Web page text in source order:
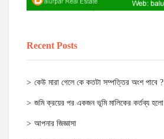
Recent Posts
কেউ মারা গেলে কে কতটা সম্পত্তির অংশ পাবে ?
জমি ক্রয়ের পর একজন ভূমি মালিকের কর্তব্য হলো
আপনার জিজ্ঞাসা